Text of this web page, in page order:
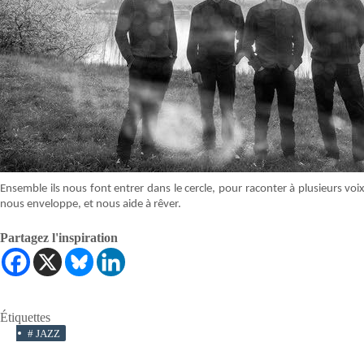
Ensemble ils nous font entrer dans le cercle, pour raconter à plusieurs
nous enveloppe, et nous aide à rêver.
Partagez l'inspiration
Étiquettes
# JAZZ